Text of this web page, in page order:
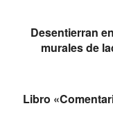
Desentierran
murales de
Libro